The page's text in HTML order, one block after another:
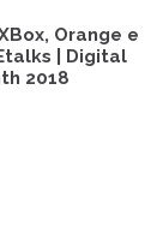
Orange e
| Digital
2018